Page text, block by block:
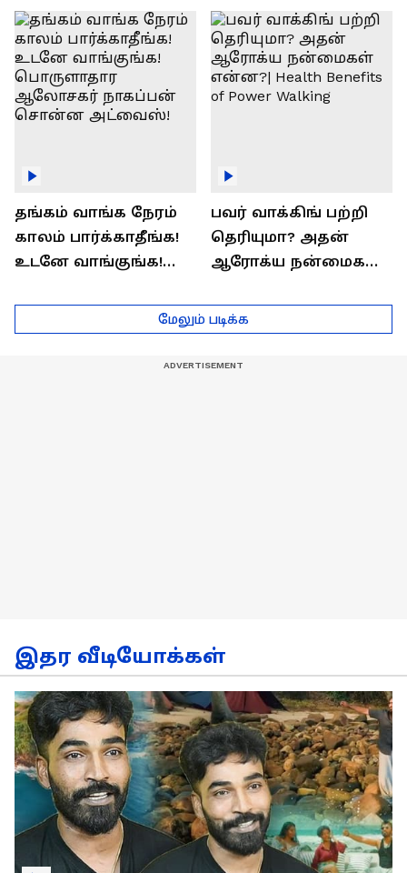
ராஜீவ் சந்தோஷம் !
Interview
தங்கம் வாங்க நேரம்
காலம் பார்க்காதீங்க!
உடனே வாங்குங்க!
ஆலோசகர் நாகப்பன்
சொன்ன அட்வைஸ்!
பவர் வாக்கிங் பற்றி
தெரியுமா? அதன்
ஆரோக்ய நன்மைகள்
of Power Walking
மேலும் படிக்க
இதர வீடியோக்கள்